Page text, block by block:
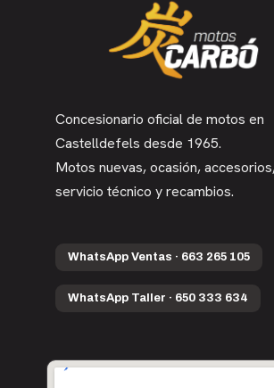
Concesionario oficial de motos en
Castelldefels desde 1965.
Motos nuevas, ocasión,
servicio técnico y recambios.
WhatsApp Ventas · 663 265 105
WhatsApp Taller · 650 333 634